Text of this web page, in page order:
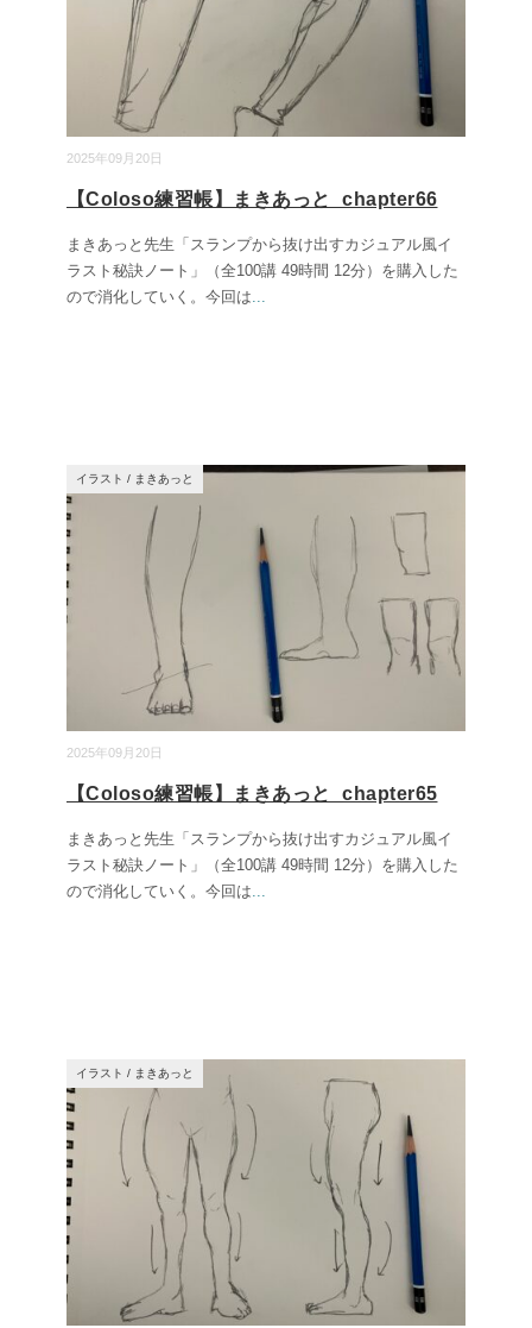
2025年09月20日
【Coloso練習帳】まきあっと_chapter66
まきあっと先生「スランプから抜け出すカジュアル風イ
ラスト秘訣ノート」（全100講 49時間 12分）を購入した
ので消化していく。今回は...
2025年09月20日
イラスト / まきあっと
【Coloso練習帳】まきあっと_chapter65
まきあっと先生「スランプから抜け出すカジュアル風イ
ラスト秘訣ノート」（全100講 49時間 12分）を購入した
ので消化していく。今回は...
イラスト / まきあっと